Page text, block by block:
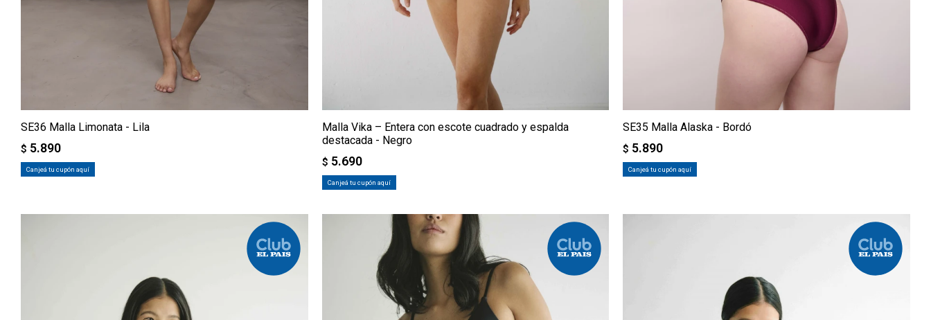
SE36 Malla Limonata - Lila
$ 5.890
Canjeá tu cupón aquí
Malla Vika – Entera con escote cuadrado y espalda
destacada - Negro
$ 5.690
Canjeá tu cupón aquí
SE35 Malla Alaska - Bordó
$ 5.890
Canjeá tu cupón aquí